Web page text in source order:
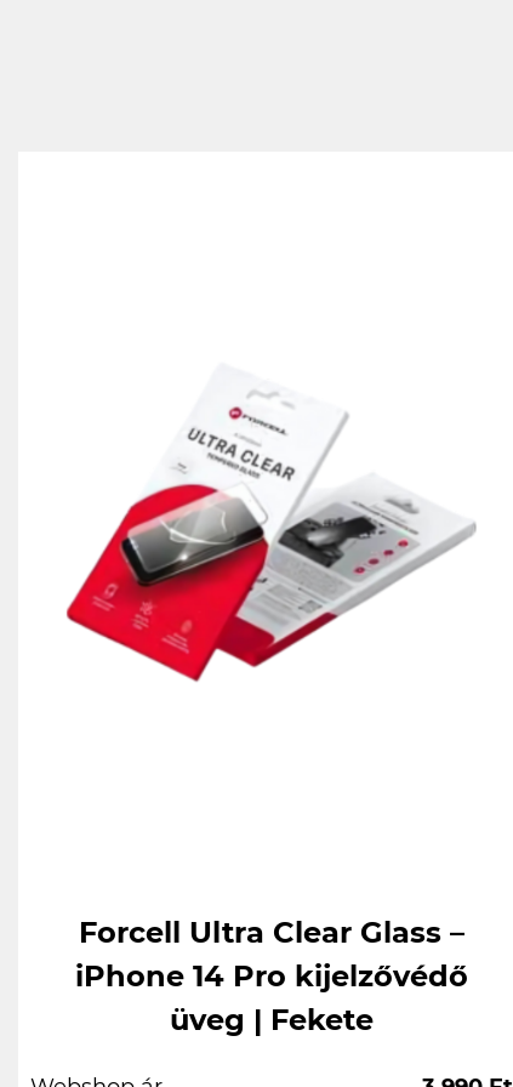
Forcell Ultra Clear Glass –
iPhone 14 Pro kijelzővédő
üveg | Fekete